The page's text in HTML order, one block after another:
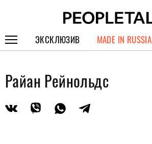
ЭКСКЛЮЗИВ
СПЕЦПРОЕКТЫ
ИНТЕРВЬЮ
MADE IN RUSSIA
Райан Рейнольдс